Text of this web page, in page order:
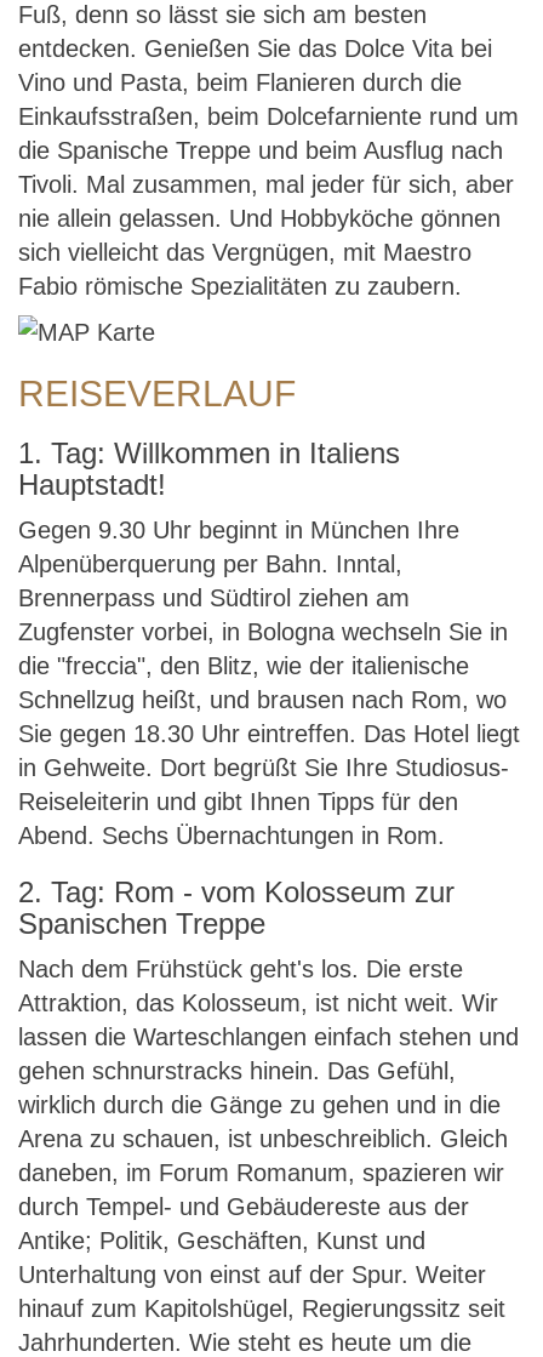
Fuß, denn so lässt sie sich am besten
entdecken. Genießen Sie das Dolce Vita bei
Vino und Pasta, beim Flanieren durch die
Einkaufsstraßen, beim Dolcefarniente rund um
die Spanische Treppe und beim Ausflug nach
Tivoli. Mal zusammen, mal jeder für sich, aber
nie allein gelassen. Und Hobbyköche gönnen
sich vielleicht das Vergnügen, mit Maestro
Fabio römische Spezialitäten zu zaubern.
REISEVERLAUF
1. Tag: Willkommen in Italiens
Hauptstadt!
Gegen 9.30 Uhr beginnt in München Ihre
Alpenüberquerung per Bahn. Inntal,
Brennerpass und Südtirol ziehen am
Zugfenster vorbei, in Bologna wechseln Sie in
die "freccia", den Blitz, wie der italienische
Schnellzug heißt, und brausen nach Rom, wo
Sie gegen 18.30 Uhr eintreffen. Das Hotel liegt
in Gehweite. Dort begrüßt Sie Ihre Studiosus-
Reiseleiterin und gibt Ihnen Tipps für den
Abend. Sechs Übernachtungen in Rom.
2. Tag: Rom - vom Kolosseum zur
Spanischen Treppe
Nach dem Frühstück geht's los. Die erste
Attraktion, das Kolosseum, ist nicht weit. Wir
lassen die Warteschlangen einfach stehen und
gehen schnurstracks hinein. Das Gefühl,
wirklich durch die Gänge zu gehen und in die
Arena zu schauen, ist unbeschreiblich. Gleich
daneben, im Forum Romanum, spazieren wir
durch Tempel- und Gebäudereste aus der
Antike; Politik, Geschäften, Kunst und
Unterhaltung von einst auf der Spur. Weiter
hinauf zum Kapitolshügel, Regierungssitz seit
Jahrhunderten. Wie steht es heute um die